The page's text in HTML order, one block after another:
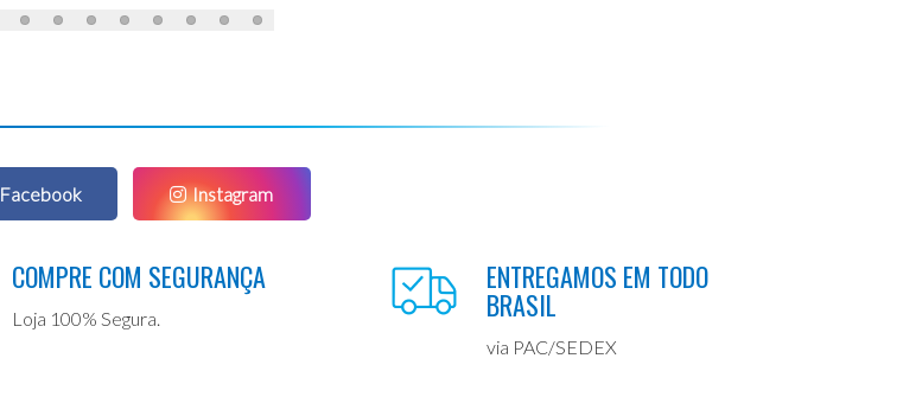
Facebook Instagram
COMPRE COM SEGURANÇA
Loja 100% Segura.
ENTREGAMOS EM TODO
BRASIL
via PAC/SEDEX